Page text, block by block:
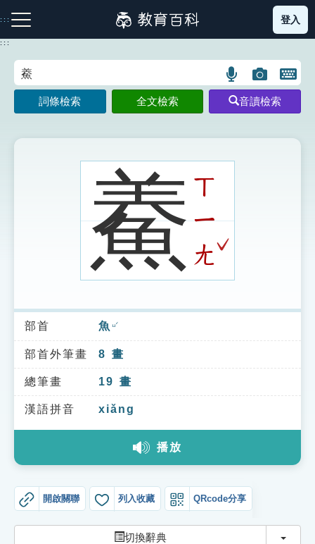
到
主
:::
注音索引圖示 筆畫索引圖示 部首索引表圖示
索引選單
知識索引
單字索引
生命大百科索引
教學應用
貓頭鷹博士
登入
:::
語
言
搜
示
圖
片
搜
開
鍵
圖
詞條檢索 全文檢索 音讀檢索
鯗ㄒ
ㄧ
ㄤ
ˇ
部首 魚 ㄩˊ
部首外筆畫 8 畫
總筆畫 19 畫
漢語拼音 xiǎng
播放
開啟關聯 列入收藏 QRcode分享
切換辭典 切換